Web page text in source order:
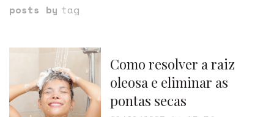
posts by tag
Como resolver a raiz
oleosa e eliminar as
pontas secas